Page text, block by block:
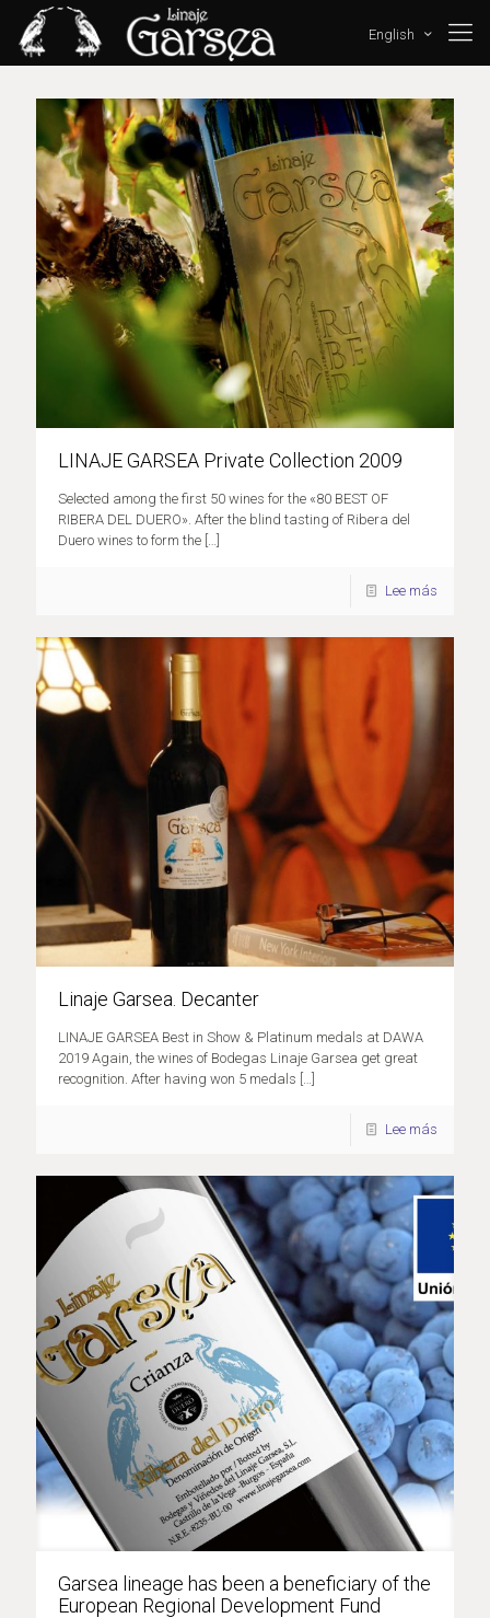
English
LINAJE GARSEA Private Collection 2009
Selected among the first 50 wines for the «80 BEST OF
RIBERA DEL DUERO». After the blind tasting of Ribera del
Duero wines to form the
Lee más
Linaje Garsea. Decanter
LINAJE GARSEA Best in Show & Platinum medals at DAWA
2019 Again, the wines of Bodegas Linaje Garsea get great
recognition. After having won 5 medals […]
Lee más
Garsea lineage has been a beneficiary of the
European Regional Development Fund